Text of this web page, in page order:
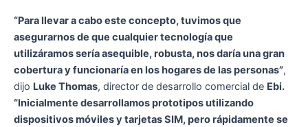
“Para llevar a cabo este concepto, tuvimos que
asegurarnos de que cualquier tecnología que
utilizáramos sería asequible, robusta, nos daría una gran
cobertura y funcionaría en los hogares de las personas”,
dijo Luke Thomas, director de desarrollo comercial de Ebi.
“Inicialmente desarrollamos prototipos utilizando
dispositivos móviles y tarjetas SIM, pero rápidamente se